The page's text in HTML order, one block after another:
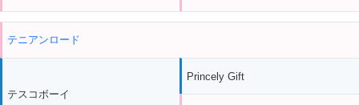
テニアンロード
テスコボーイ
Princely Gift